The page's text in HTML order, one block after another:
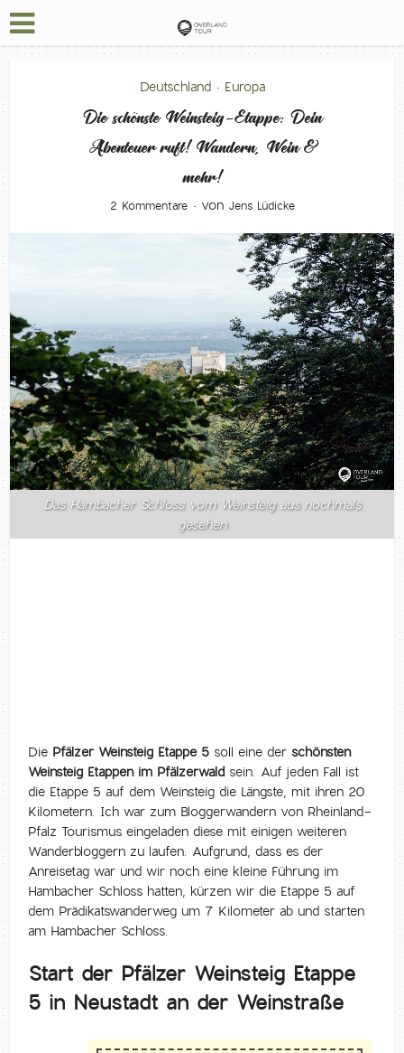
Deutschland • Europa
Die schönste Weinsteig-Etappe: Dein
Abenteuer ruft! Wandern, Wein &
mehr!
2 Kommentare von Jens Lüdicke
Das Hambacher Schloss vom Weinsteig aus nochmals
gesehen
Die Pfälzer Weinsteig Etappe 5 soll eine der schönsten
Weinsteig Etappen im Pfälzerwald sein. Auf jeden Fall ist
die Etappe 5 auf dem Weinsteig die Längste, mit ihren 20
Kilometern. Ich war zum Bloggerwandern von Rheinland-
Pfalz Tourismus eingeladen diese mit einigen weiteren
Wanderbloggern zu laufen. Aufgrund, dass es der
Anreisetag war und wir noch eine kleine Führung im
Hambacher Schloss hatten, kürzen wir die Etappe 5 auf
dem Prädikatswanderweg um 7 Kilometer ab und starten
am Hambacher Schloss.
Start der Pfälzer Weinsteig Etappe
5 in Neustadt an der Weinstraße